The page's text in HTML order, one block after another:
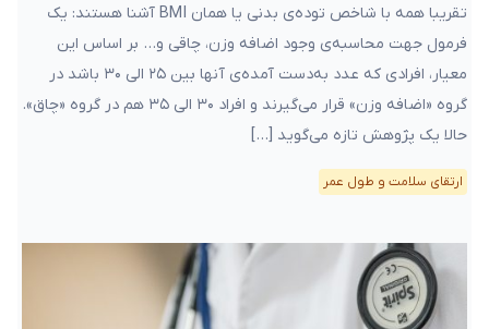
تقریبا همه با شاخص توده‌ی بدنی یا همان BMI آشنا هستند: یک
فرمول جهت محاسبه‌ی وجود اضافه وزن، چاقی و… بر اساس این
معیار، افرادی که عدد به‌دست آمده‌ی آنها بین ۲۵ الی ۳۰ باشد در
گروه «اضافه وزن» قرار می‌گیرند و افراد ۳۰ الی ۳۵ هم در گروه «چاق».
حالا یک پژوهش تازه می‌گوید […]
ارتقای سلامت و طول عمر